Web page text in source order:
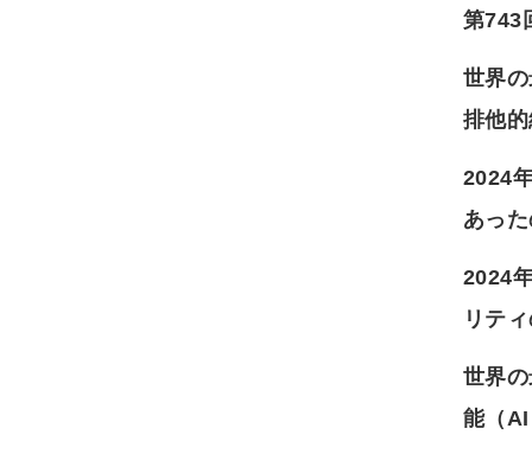
第743
世界
排他
2024
あっ
2024
リテ
世界
能（